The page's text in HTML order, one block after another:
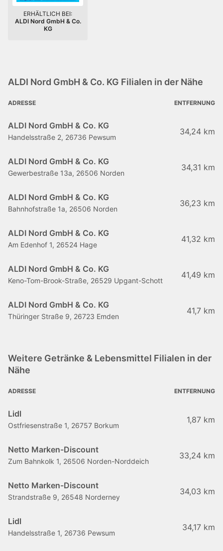
ERHÄLTLICH BEI:
ALDI Nord GmbH & Co.
KG
ALDI Nord GmbH & Co. KG Filialen in der Nähe
ADRESSE ENTFERNUNG
ALDI Nord GmbH & Co. KG
Handelsstraße 2, 26736 Pewsum
34,24 km
ALDI Nord GmbH & Co. KG
Gewerbestraße 13a, 26506 Norden
34,31 km
ALDI Nord GmbH & Co. KG
Bahnhofstraße 1a, 26506 Norden
36,23 km
ALDI Nord GmbH & Co. KG
Am Edenhof 1, 26524 Hage
41,32 km
ALDI Nord GmbH & Co. KG
Keno-Tom-Brook-Straße, 26529 Upgant-Schott
41,49 km
ALDI Nord GmbH & Co. KG
Thüringer Straße 9, 26723 Emden
41,7 km
Weitere Getränke & Lebensmittel Filialen in der
Nähe
ADRESSE ENTFERNUNG
Lidl
Ostfriesenstraße 1, 26757 Borkum
1,87 km
Netto Marken-Discount
Zum Bahnkolk 1, 26506 Norden-Norddeich
33,24 km
Netto Marken-Discount
Strandstraße 9, 26548 Norderney
34,03 km
Lidl
Handelsstraße 1, 26736 Pewsum
34,17 km